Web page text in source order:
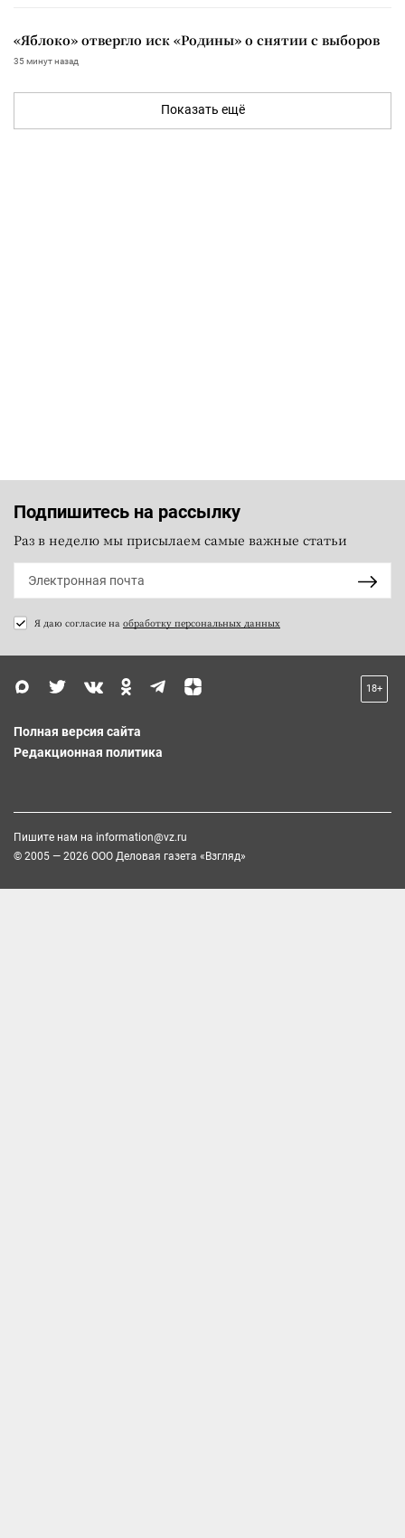
«Яблоко» отвергло иск «Родины» о снятии с выборов
35 минут назад
Показать ещё
Подпишитесь на рассылку
Раз в неделю мы присылаем самые важные статьи
Я даю согласие на обработку персональных данных
18+
Полная версия сайта
Редакционная политика
Пишите нам на information@vz.ru
© 2005 — 2026 ООО Деловая газета «Взгляд»